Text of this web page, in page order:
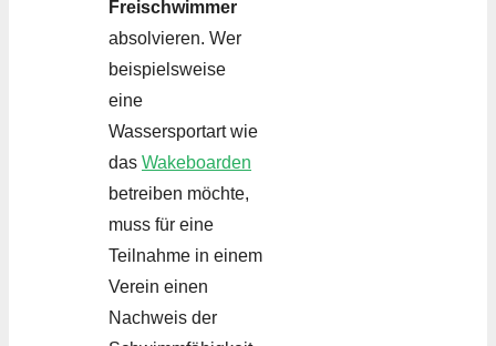
Freischwimmer
absolvieren. Wer
beispielsweise
eine
Wassersportart wie
das Wakeboarden
betreiben möchte,
muss für eine
Teilnahme in einem
Verein einen
Nachweis der